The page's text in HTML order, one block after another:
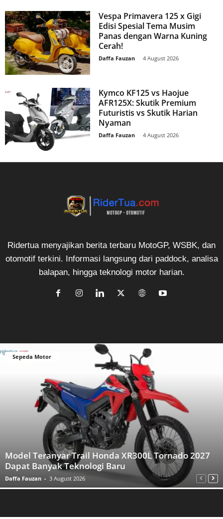
Vespa Primavera 125 x Gigi
Edisi Spesial Tema Musim
Panas dengan Warna Kuning
Cerah!
Daffa Fauzan 4 August 2026
Kymco KF125 vs Haojue
AFR125X: Skutik Premium
Futuristis vs Skutik Harian
Nyaman
Daffa Fauzan 4 August 2026
Ridertua menyajikan berita terbaru MotoGP, WSBK, dan
otomotif terkini. Informasi langsung dari paddock, analisa
balapan, hingga teknologi motor harian.
Sepeda Motor
Model Teranyar Trail Honda XR300L Tornado 2027
Dapat Banyak Teknologi Baru
Daffa Fauzan - 3 August 2026